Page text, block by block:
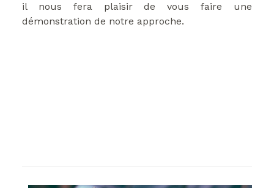
il nous fera plaisir de vous faire une
démonstration de notre approche.